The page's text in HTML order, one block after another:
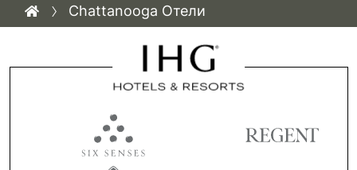
Chattanooga Отели